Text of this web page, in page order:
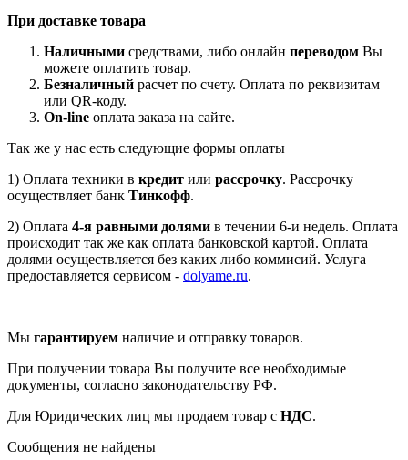
При доставке товара
Наличными средствами, либо онлайн переводом Вы
можете оплатить товар.
Безналичный расчет по счету. Оплата по реквизитам
или QR-коду.
On-line оплата заказа на сайте.
Так же у нас есть следующие формы оплаты
1) Оплата техники в кредит или рассрочку. Рассрочку
осуществляет банк Тинкофф.
2) Оплата 4-я равными долями в течении 6-и недель. Оплата
происходит так же как оплата банковской картой. Оплата
долями осуществляется без каких либо коммисий. Услуга
предоставляется сервисом - dolyame.ru.
Мы гарантируем наличие и отправку товаров.
При получении товара Вы получите все необходимые
документы, согласно законодательству РФ.
Для Юридических лиц мы продаем товар с НДС.
Сообщения не найдены